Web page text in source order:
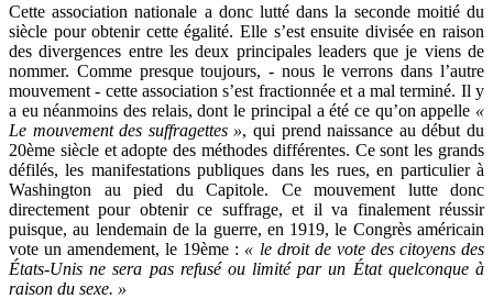
Cette association nationale a donc lutté dans la seconde moitié du
siècle pour obtenir cette égalité. Elle s’est ensuite divisée en raison
des divergences entre les deux principales leaders que je viens de
nommer. Comme presque toujours, - nous le verrons dans l’autre
mouvement - cette association s’est fractionnée et a mal terminé. Il y
a eu néanmoins des relais, dont le principal a été ce qu’on appelle «
Le mouvement des suffragettes », qui prend naissance au début du
20ème siècle et adopte des méthodes différentes. Ce sont les grands
défilés, les manifestations publiques dans les rues, en particulier à
Washington au pied du Capitole. Ce mouvement lutte donc
directement pour obtenir ce suffrage, et il va finalement réussir
puisque, au lendemain de la guerre, en 1919, le Congrès américain
vote un amendement, le 19ème : « le droit de vote des citoyens des
États-Unis ne sera pas refusé ou limité par un État quelconque à
raison du sexe. »